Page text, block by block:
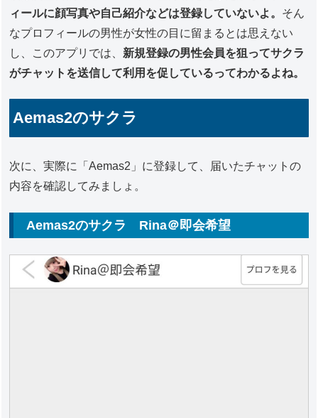
ィールに顔写真や自己紹介などは登録していないよ。 そん
なプロフィールの男性が女性の目に留まるとは思えない
し、このアプリでは、 新規登録の男性会員を狙ってサクラ
がチャットを送信して利用を促しているってわかるよね。
Aemas2のサクラ
次に、実際に「Aemas2」に登録して、届いたチャットの
内容を確認してみましょ。
Aemas2のサクラ Rina＠即会希望